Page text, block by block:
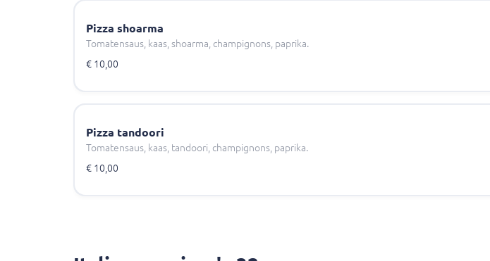
Pizza shoarma
Tomatensaus, kaas, shoarma, champignons, paprika.
€ 10,00
Pizza tandoori
Tomatensaus, kaas, tandoori, champignons, paprika.
€ 10,00